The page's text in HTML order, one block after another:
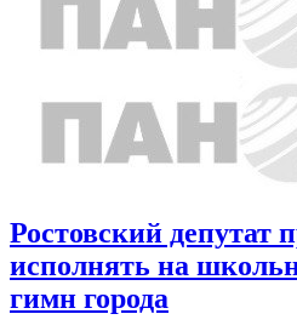
Ростовский депутат
исполнять на
гимн города